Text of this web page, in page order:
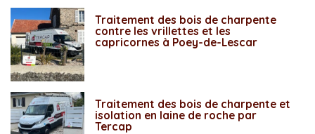
Traitement des bois de charpente
contre les vrillettes et les
capricornes à Poey-de-Lescar
Traitement des bois de charpente et
isolation en laine de roche par
Tercap